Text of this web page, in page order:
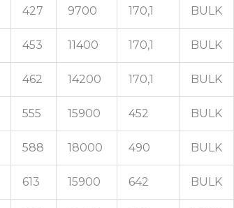
427 9700 170,1 BULK
453 11400 170,1 BULK
462 14200 170,1 BULK
555 15900 452 BULK
588 18000 490 BULK
613 15900 642 BULK